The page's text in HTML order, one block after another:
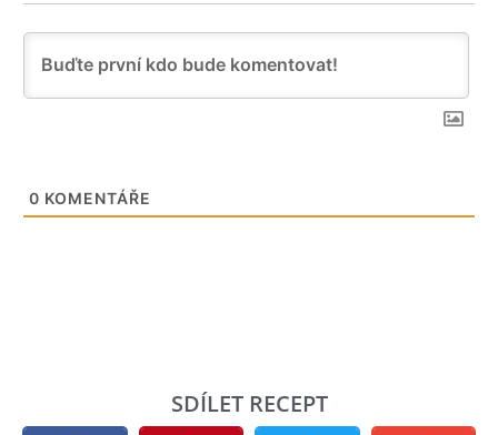
0 KOMENTÁŘE
SDÍLET RECEPT